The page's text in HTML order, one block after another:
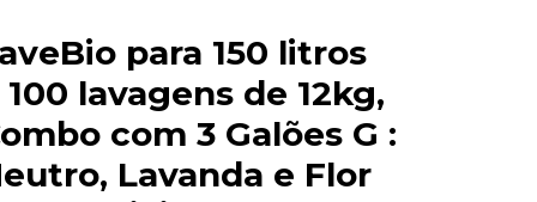
para 150 litros
100 lavagens de 12kg,
com 3 Galões G :
Lavanda e Flor